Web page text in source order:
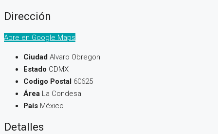
Dirección
Abre en Google Maps
Ciudad Alvaro Obregon
Estado CDMX
Codigo Postal 60625
Área La Condesa
País México
Detalles